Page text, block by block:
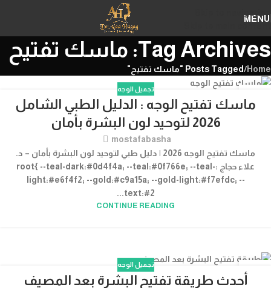
Skip to navigation
MENU
Tag Archives: ماسك تفتيح
Home
/Posts Tagged "ماسك تفتيح"
يوليو
تجميل الوجه
ماسك تفتيح الوجه : الدليل الطبي الشامل
2026 لتوحيد لون البشرة بأمان
mostafabasha
ماسك تفتيح الوجه 2026 | دليل طبي لتوحيد لون البشرة بأمان – د.
علاء حجاج :root{ --teal-dark:#0d4f4a; --teal:#0f766e; --teal-
light:#e6f4f2; --gold:#c9a15a; --gold-light:#f7efdc; --
text:#2...
CONTINUE READING
تجميل الوجه
أحدث طريقة تفتيح البشرة بعد المصيف